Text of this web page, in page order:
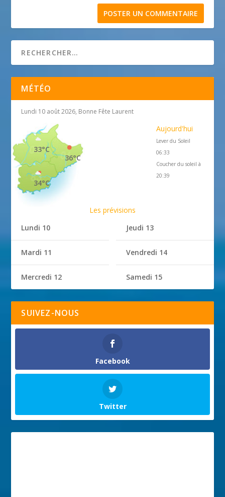
MÉTÉO
Lundi 10 août 2026, Bonne Fête Laurent
36°C
33°C
34°C
Aujourd'hui
Lever du Soleil
06:33
Coucher du soleil à
20:39
Les prévisions
Lundi 10
Mardi 11
Mercredi 12
Jeudi 13
Vendredi 14
Samedi 15
SUIVEZ-NOUS
Facebook
Twitter